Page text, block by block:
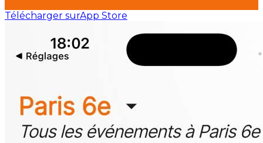
Télécharger surApp Store